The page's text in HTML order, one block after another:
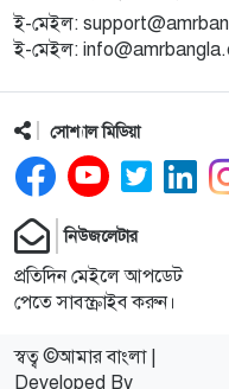
ই-মেইল:
ই-মেইল:
সোশ্যাল মিডিয়া
নিউজলেটার
প্রতিদিন মেইলে আপডেট
পেতে সাবস্ক্রাইব করুন।
স্বত্ব ©আমার বাংলা |
Developed By